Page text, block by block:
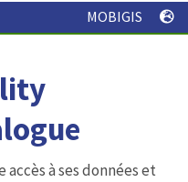
MOBIGIS
à ses données et